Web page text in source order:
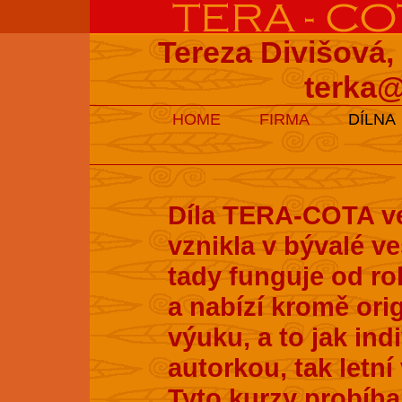
Tereza
HOME FIRMA DÍLNA
Díla TERA-COTA
vznikla v bývalé
tady funguje od
a nabízí kromě
výuku, a to jak
autorkou, tak letní